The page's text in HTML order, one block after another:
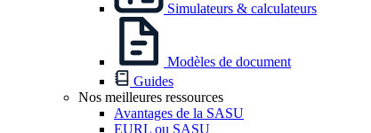
Simulateurs & calculateurs
Modèles de document
Guides
Nos meilleures ressources
Avantages de la SASU
EURL ou SASU